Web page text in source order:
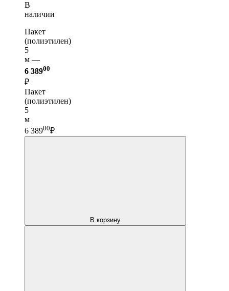
В
наличии
Пакет
(полиэтилен)
5
м —
6 38900
₽
Пакет
(полиэтилен)
5
м
6 38900₽
В корзину